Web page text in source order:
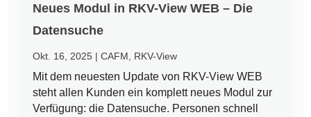
Neues Modul in RKV-View WEB – Die
Datensuche
Okt. 16, 2025 |CAFM RKV-View
Mit dem neuesten Update von RKV-View WEB
steht allen Kunden ein komplett neues Modul zur
Verfügung: die Datensuche. Personen schnell